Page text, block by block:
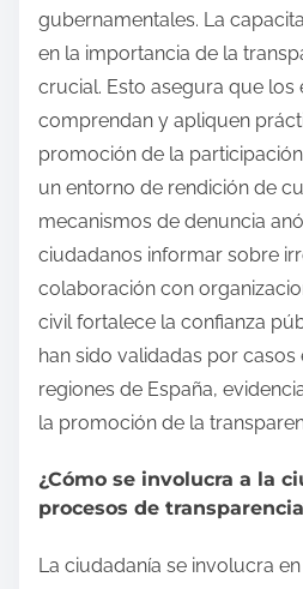
gubernamentales. La
en la importancia de la
crucial. Esto asegura que los
comprendan y apliquen
promoción de la
un entorno de rendición de
mecanismos de denuncia
ciudadanos informar sobre
colaboración con
civil fortalece la confianza
han sido validadas por casos
regiones de España,
la promoción de la
¿Cómo se involucra a la
procesos de
La ciudadanía se involucra